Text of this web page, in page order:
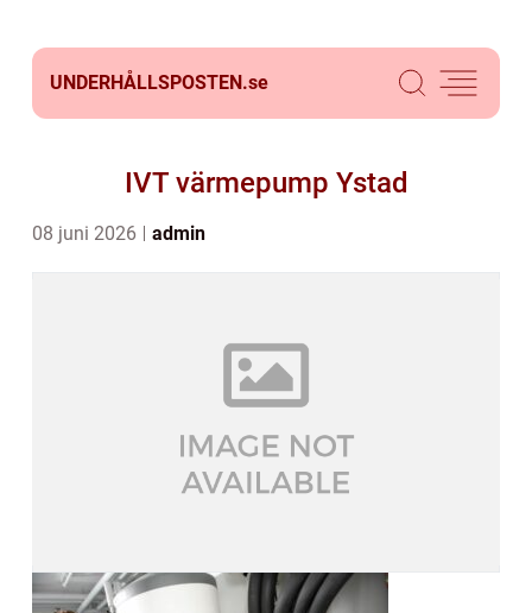
UNDERHÅLLSPOSTEN.se
IVT värmepump Ystad
08 juni 2026 admin